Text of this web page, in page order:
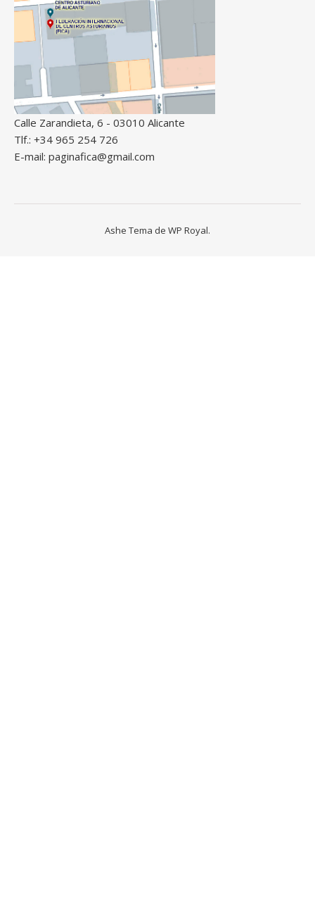
Calle Zarandieta, 6 - 03010 Alicante
Tlf.: +34 965 254 726
E-mail: paginafica@gmail.com
Ashe Tema de WP Royal.